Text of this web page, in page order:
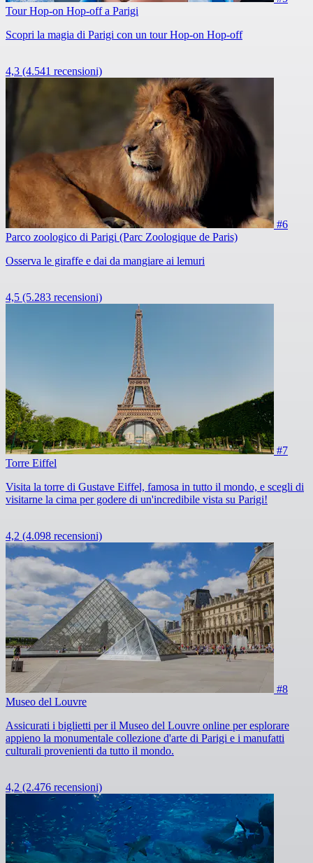
Tour Hop-on Hop-off a Parigi
Scopri la magia di Parigi con un tour Hop-on Hop-off
4,3 (4.541 recensioni)
#6
Parco zoologico di Parigi (Parc Zoologique de Paris)
Osserva le giraffe e dai da mangiare ai lemuri
4,5 (5.283 recensioni)
#7
Torre Eiffel
Visita la torre di Gustave Eiffel, famosa in tutto il mondo, e scegli di
visitarne la cima per godere di un'incredibile vista su Parigi!
4,2 (4.098 recensioni)
#8
Museo del Louvre
Assicurati i biglietti per il Museo del Louvre online per esplorare
appieno la monumentale collezione d'arte di Parigi e i manufatti
culturali provenienti da tutto il mondo.
4,2 (2.476 recensioni)